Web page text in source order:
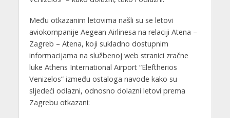
Među otkazanim letovima našli su se letovi
aviokompanije Aegean Airlinesa na relaciji Atena –
Zagreb – Atena, koji sukladno dostupnim
informacijama na službenoj web stranici zračne
luke Athens International Airport “Eleftherios
Venizelos” između ostaloga navode kako su
sljedeći odlazni, odnosno dolazni letovi prema
Zagrebu otkazani: